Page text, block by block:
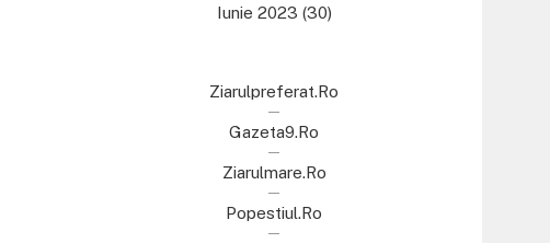
Iunie 2023 (30)
Ziarulpreferat.ro
Gazeta9.ro
Ziarulmare.ro
Popestiul.ro